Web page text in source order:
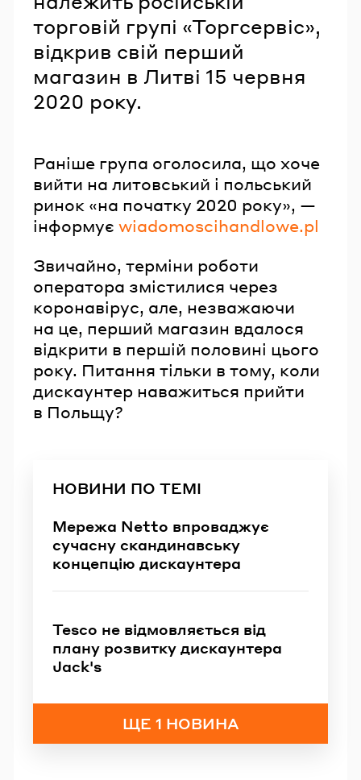
торговій групі «Торгсервіс»,
відкрив свій перший
магазин в Литві 15 червня
2020 року.
Раніше група оголосила, що хоче
вийти на литовський і польський
ринок «на початку 2020 року», —
інформує wiadomoscihandlowe.pl
Звичайно, терміни роботи
оператора змістилися через
коронавірус, але, незважаючи
на це, перший магазин вдалося
відкрити в першій половині цього
року. Питання тільки в тому, коли
дискаунтер наважиться прийти
в Польщу?
НОВИНИ ПО ТЕМІ
Мережа Netto впроваджує
сучасну скандинавську
концепцію дискаунтера
Tesco не відмовляється від
плану розвитку дискаунтера
Jack's
ЩЕ 1 НОВИНА